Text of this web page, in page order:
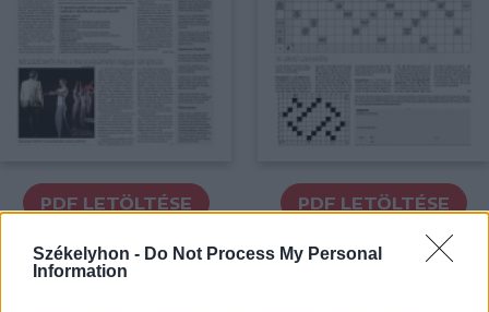
Székelyhon - Do Not Process My Personal
Information
PDF LETÖLTÉSE PDF LETÖLTÉSE